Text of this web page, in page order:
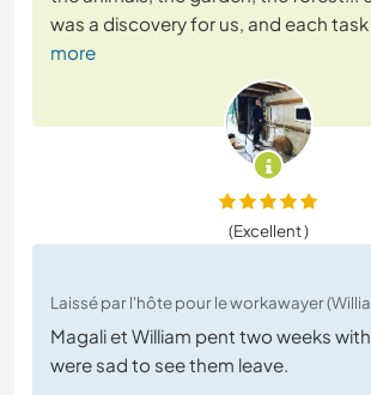
was a discovery for us, and each task
more
(Excellent )
Laissé par l'hôte pour le workawayer
Magali et William pent two weeks
were sad to see them leave.